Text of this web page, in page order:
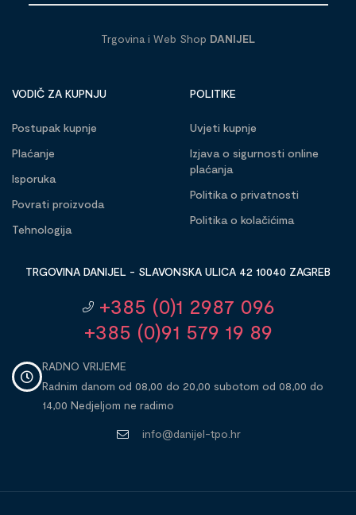
Trgovina i Web Shop DANIJEL
VODIČ ZA KUPNJU
Postupak kupnje
Plaćanje
Isporuka
Povrati proizvoda
Tehnologija
POLITIKE
Uvjeti kupnje
Izjava o sigurnosti online
plaćanja
Politika o privatnosti
Politika o kolačićima
TRGOVINA DANIJEL - SLAVONSKA ULICA 42 10040 ZAGREB
+385 (0)1 2987 096
+385 (0)91 579 19 89
RADNO VRIJEME
Radnim danom od 08,00 do 20,00 subotom od 08,00 do
14,00 Nedjeljom ne radimo
info@danijel-tpo.hr